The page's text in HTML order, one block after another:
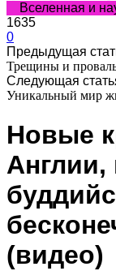
Вселенная и
1635
0
Предыдущая
Трещины и
Следующая
Уникальный мир
Новые
(видео)